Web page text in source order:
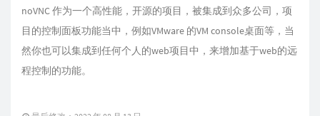
noVNC 作为一个高性能，开源的项目，被集成到众多公司，项
目的控制面板功能当中，例如VMware 的VM console桌面等，当
然你也可以集成到任何个人的web项目中，来增加基于web的远
程控制的功能。